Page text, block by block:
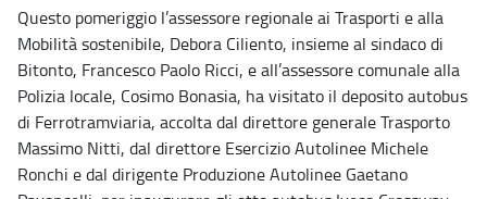
Questo pomeriggio l’assessore regionale ai Trasporti e alla
Mobilità sostenibile, Debora Ciliento, insieme al sindaco di
Bitonto, Francesco Paolo Ricci, e all’assessore comunale alla
Polizia locale, Cosimo Bonasia, ha visitato il deposito autobus
di Ferrotramviaria, accolta dal direttore generale Trasporto
Massimo Nitti, dal direttore Esercizio Autolinee Michele
Ronchi e dal dirigente Produzione Autolinee Gaetano